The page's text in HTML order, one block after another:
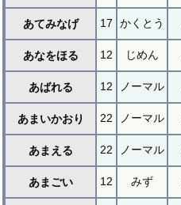
あてみなげ 17 かくとう
あなをほる 12 じめん
あばれる 12 ノーマル
あまいかおり 22 ノーマル
あまえる 22 ノーマル
あまごい 12 みず